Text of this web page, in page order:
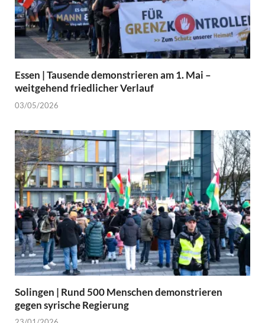
Essen | Tausende demonstrieren am 1. Mai –
weitgehend friedlicher Verlauf
03/05/2026
Solingen | Rund 500 Menschen demonstrieren
gegen syrische Regierung